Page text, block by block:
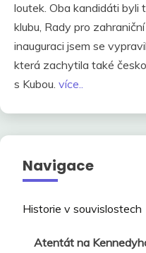
loutek. Oba kandidáti byli
klubu, Rady pro
inauguraci jsem se
která zachytila také
s Kubou. více..
Navigace
Historie v souvislostech
Atentát na